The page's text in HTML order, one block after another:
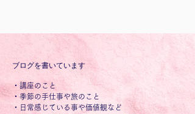
ブログを書いています
・講座のこと
・季節の手仕事や旅のこと
・日常感じている事や価値観など